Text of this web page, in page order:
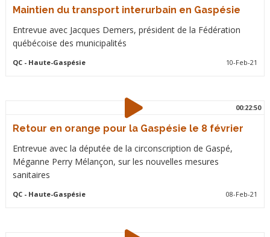
Maintien du transport interurbain en Gaspésie
Entrevue avec Jacques Demers, président de la Fédération
québécoise des municipalités
QC- Haute-Gaspésie 10-Feb-21
00:22:50
Retour en orange pour la Gaspésie le 8 février
Entrevue avec la députée de la circonscription de Gaspé,
Méganne Perry Mélançon, sur les nouvelles mesures
sanitaires
QC- Haute-Gaspésie 08-Feb-21